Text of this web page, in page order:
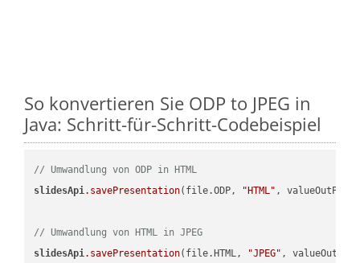
So konvertieren Sie ODP to JPEG in
Java: Schritt-für-Schritt-Codebeispiel
// Umwandlung von ODP in HTML
slidesApi.savePresentation(file.ODP, "HTML" ,
// Umwandlung von HTML in JPEG
slidesApi.savePresentation(file.HTML, "JPEG"